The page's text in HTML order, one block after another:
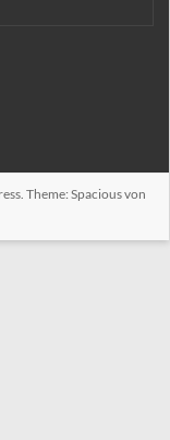
. Theme: Spacious von